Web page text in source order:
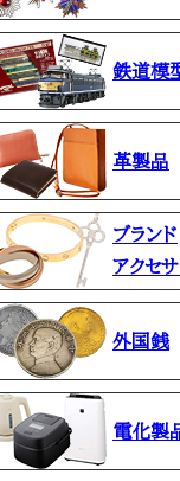
鉄道模
革製品
ブランド
アクセ
外国銭
電化製